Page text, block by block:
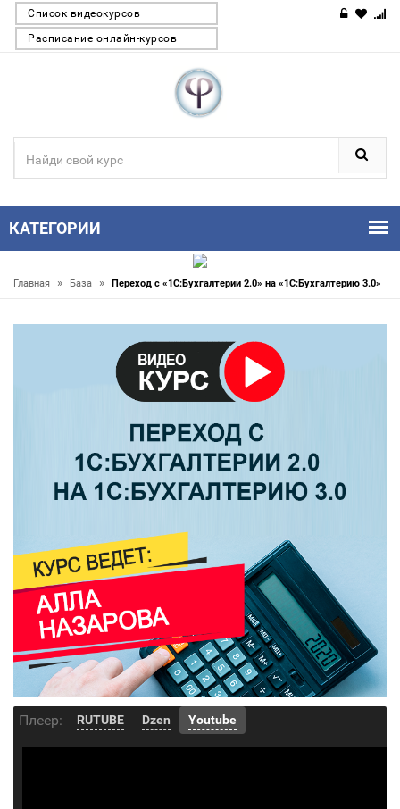
Список видеокурсов
Расписание онлайн-курсов
КАТЕГОРИИ
Главная » База » Переход с «1С:Бухгалтерии 2.0» на «1С:Бухгалтерию 3.0»
Плеер: RUTUBE Dzen Youtube